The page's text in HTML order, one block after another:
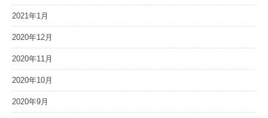
2021年1月
2020年12月
2020年11月
2020年10月
2020年9月